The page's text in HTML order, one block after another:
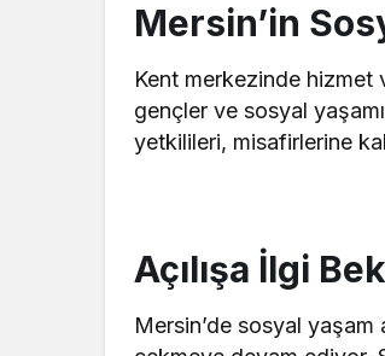
Mersin’in
Kent merkezinde hizmet
gençler ve sosyal
yetkilileri, misafirlerine
Açılışa İlgi
Mersin’de sosyal yaşam